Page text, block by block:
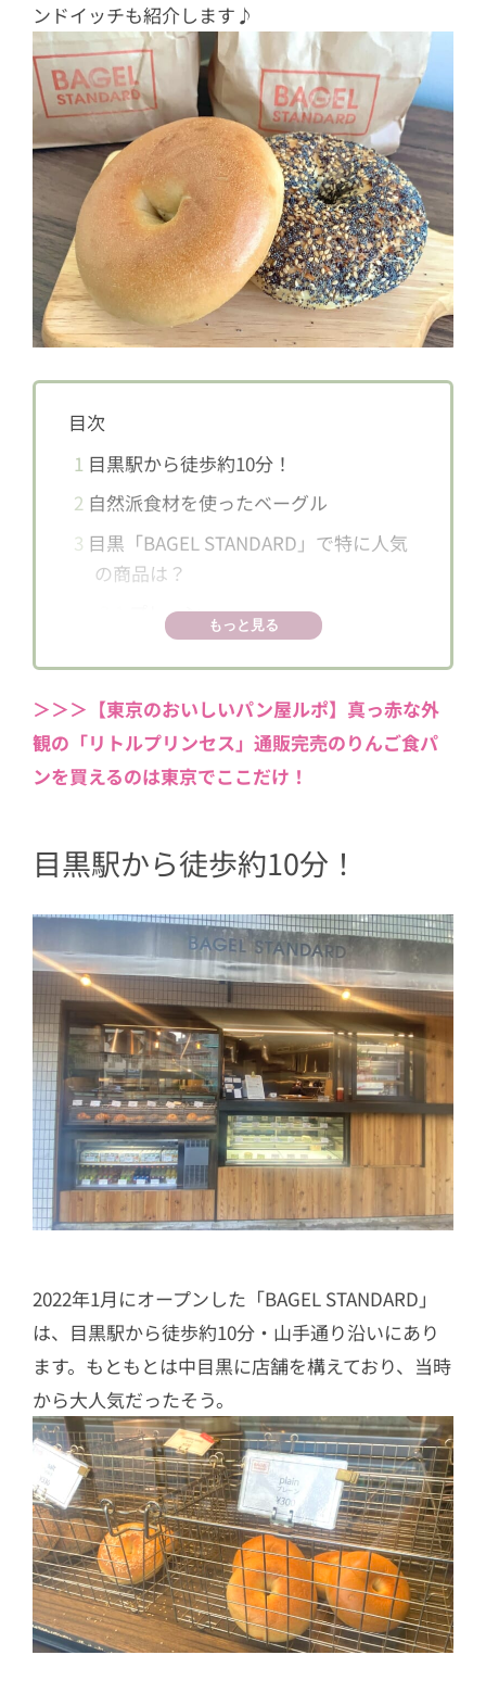
ンドイッチも紹介します♪
目次
1 目黒駅から徒歩約10分！
2 自然派食材を使ったベーグル
3 目黒「BAGEL STANDARD」で特に人気
の商品は？
プレーン
4.1 スモークサーモンクリームチーズ
4.2トリプルベリークリームチーズ
もっと見る
＞＞＞【東京のおいしいパン屋ルポ】真っ赤な外
観の「リトルプリンセス」通販完売のりんご食パ
ンを買えるのは東京でここだけ！
目黒駅から徒歩約10分！
2022年1月にオープンした「BAGEL STANDARD」
は、目黒駅から徒歩約10分・山手通り沿いにあり
ます。もともとは中目黒に店舗を構えており、当時
から大人気だったそう。